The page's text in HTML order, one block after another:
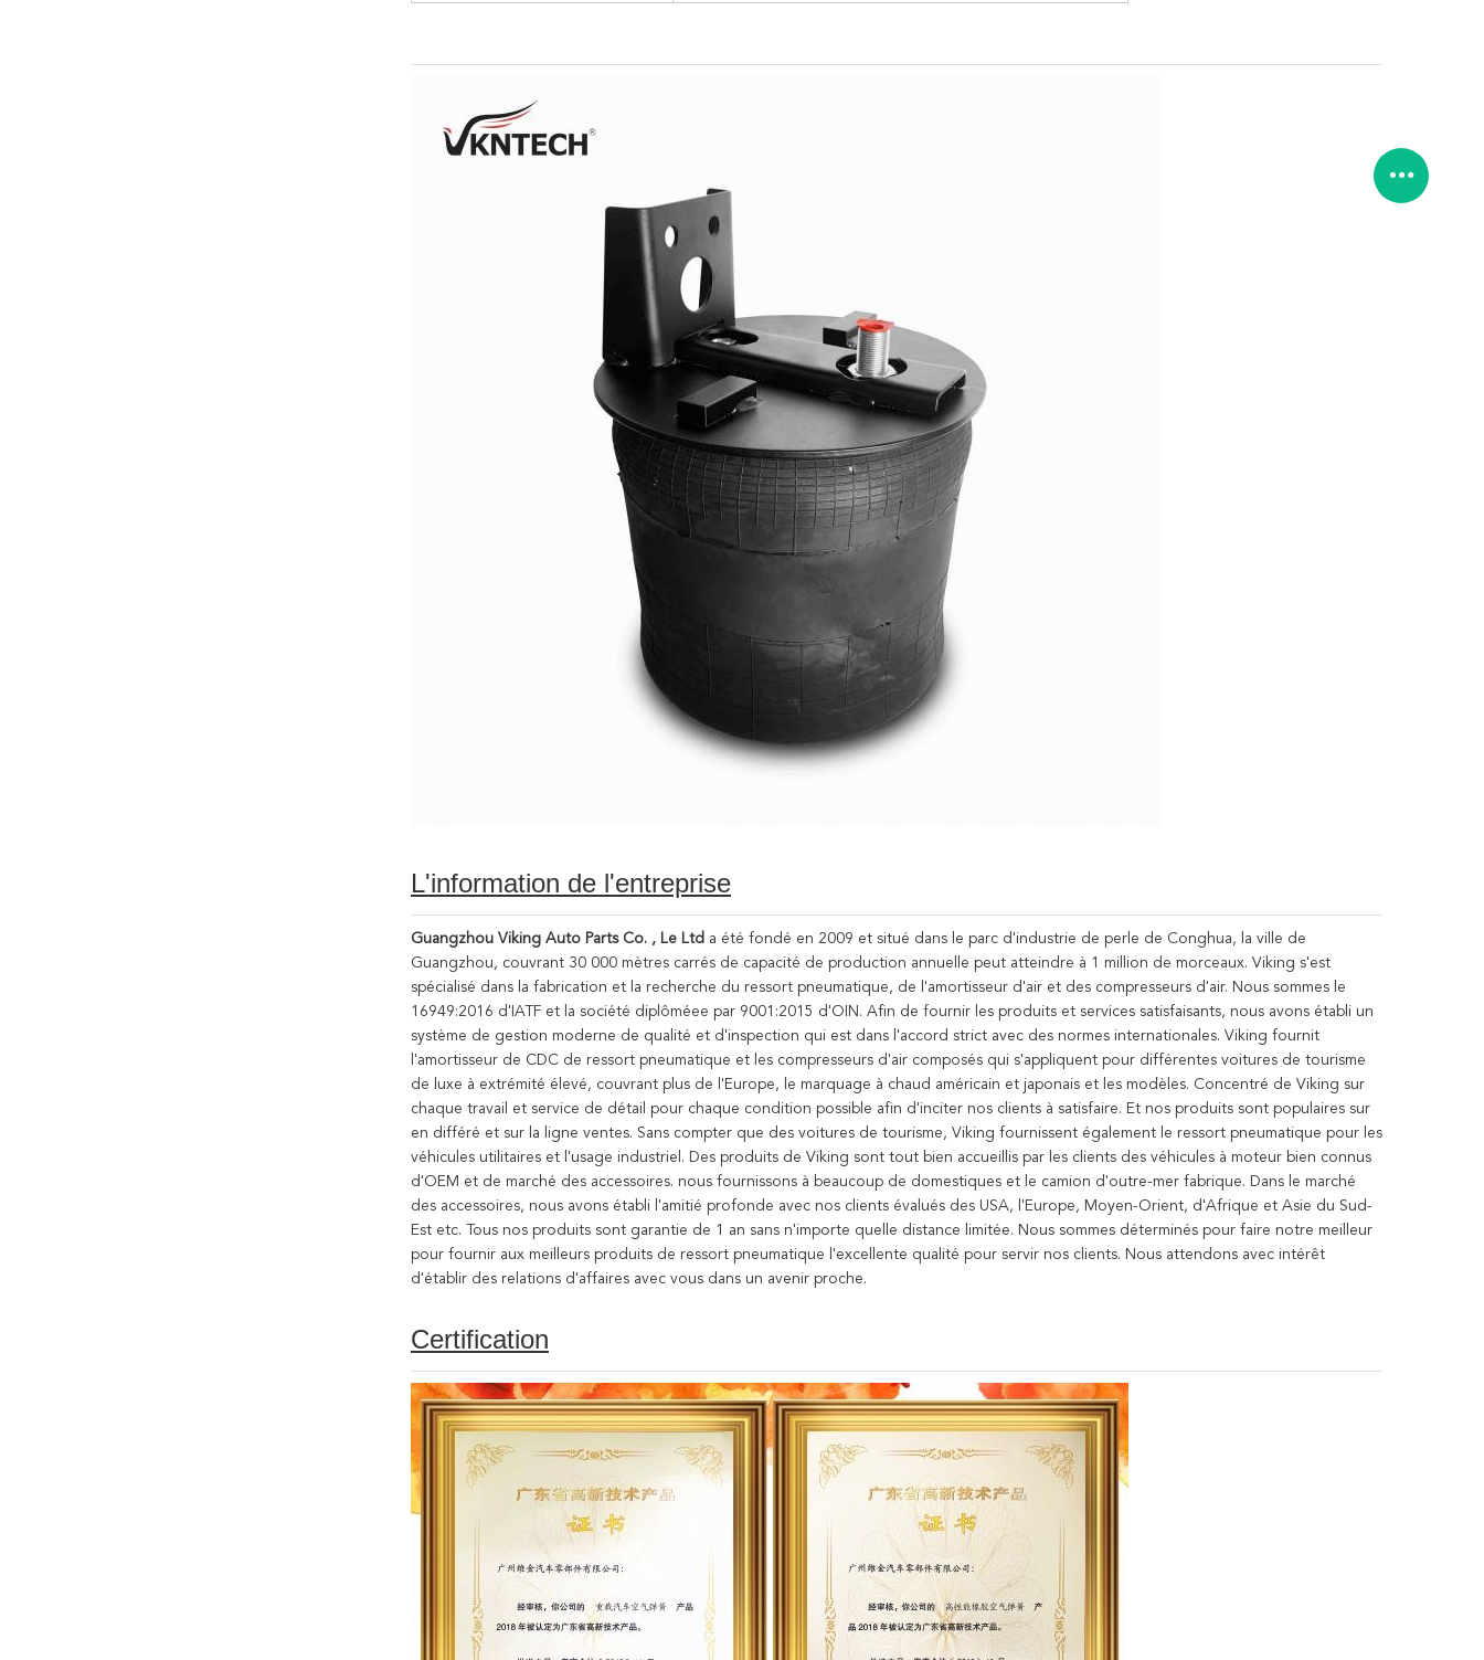
L'information de l'entreprise
Guangzhou Viking Auto Parts Co. , Le Ltd a été fondé en 2009 et situé dans le parc d'industrie de perle de Conghua, la ville de
Guangzhou, couvrant 30 000 mètres carrés de capacité de production annuelle peut atteindre à 1 million de morceaux. Viking s'est
spécialisé dans la fabrication et la recherche du ressort pneumatique, de l'amortisseur d'air et des compresseurs d'air. Nous sommes le
16949:2016 d'IATF et la société diplôméee par 9001:2015 d'OIN. Afin de fournir les produits et services satisfaisants, nous avons établi un
système de gestion moderne de qualité et d'inspection qui est dans l'accord strict avec des normes internationales. Viking fournit
l'amortisseur de CDC de ressort pneumatique et les compresseurs d'air composés qui s'appliquent pour différentes voitures de tourisme
de luxe à extrémité élevé, couvrant plus de l'Europe, le marquage à chaud américain et japonais et les modèles. Concentré de Viking sur
chaque travail et service de détail pour chaque condition possible afin d'inciter nos clients à satisfaire. Et nos produits sont populaires sur
en différé et sur la ligne ventes. Sans compter que des voitures de tourisme, Viking fournissent également le ressort pneumatique pour les
véhicules utilitaires et l'usage industriel. Des produits de Viking sont tout bien accueillis par les clients des véhicules à moteur bien connus
d'OEM et de marché des accessoires. nous fournissons à beaucoup de domestiques et le camion d'outre-mer fabrique. Dans le marché
des accessoires, nous avons établi l'amitié profonde avec nos clients évalués des USA, l'Europe, Moyen-Orient, d'Afrique et Asie du Sud-
Est etc. Tous nos produits sont garantie de 1 an sans n'importe quelle distance limitée. Nous sommes déterminés pour faire notre meilleur
pour fournir aux meilleurs produits de ressort pneumatique l'excellente qualité pour servir nos clients. Nous attendons avec intérêt
d'établir des relations d'affaires avec vous dans un avenir proche.
Certification